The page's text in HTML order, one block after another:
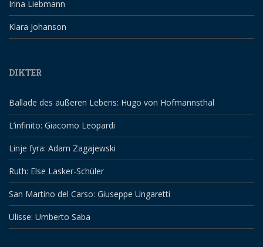
Irina Liebmann
Klara Johanson
DIKTER
Ballade des äußeren Lebens: Hugo von Hofmannsthal
L’infinito: Giacomo Leopardi
Linje fyra: Adam Zagajewski
Ruth: Else Lasker-Schüler
San Martino del Carso: Giuseppe Ungaretti
Ulisse: Umberto Saba